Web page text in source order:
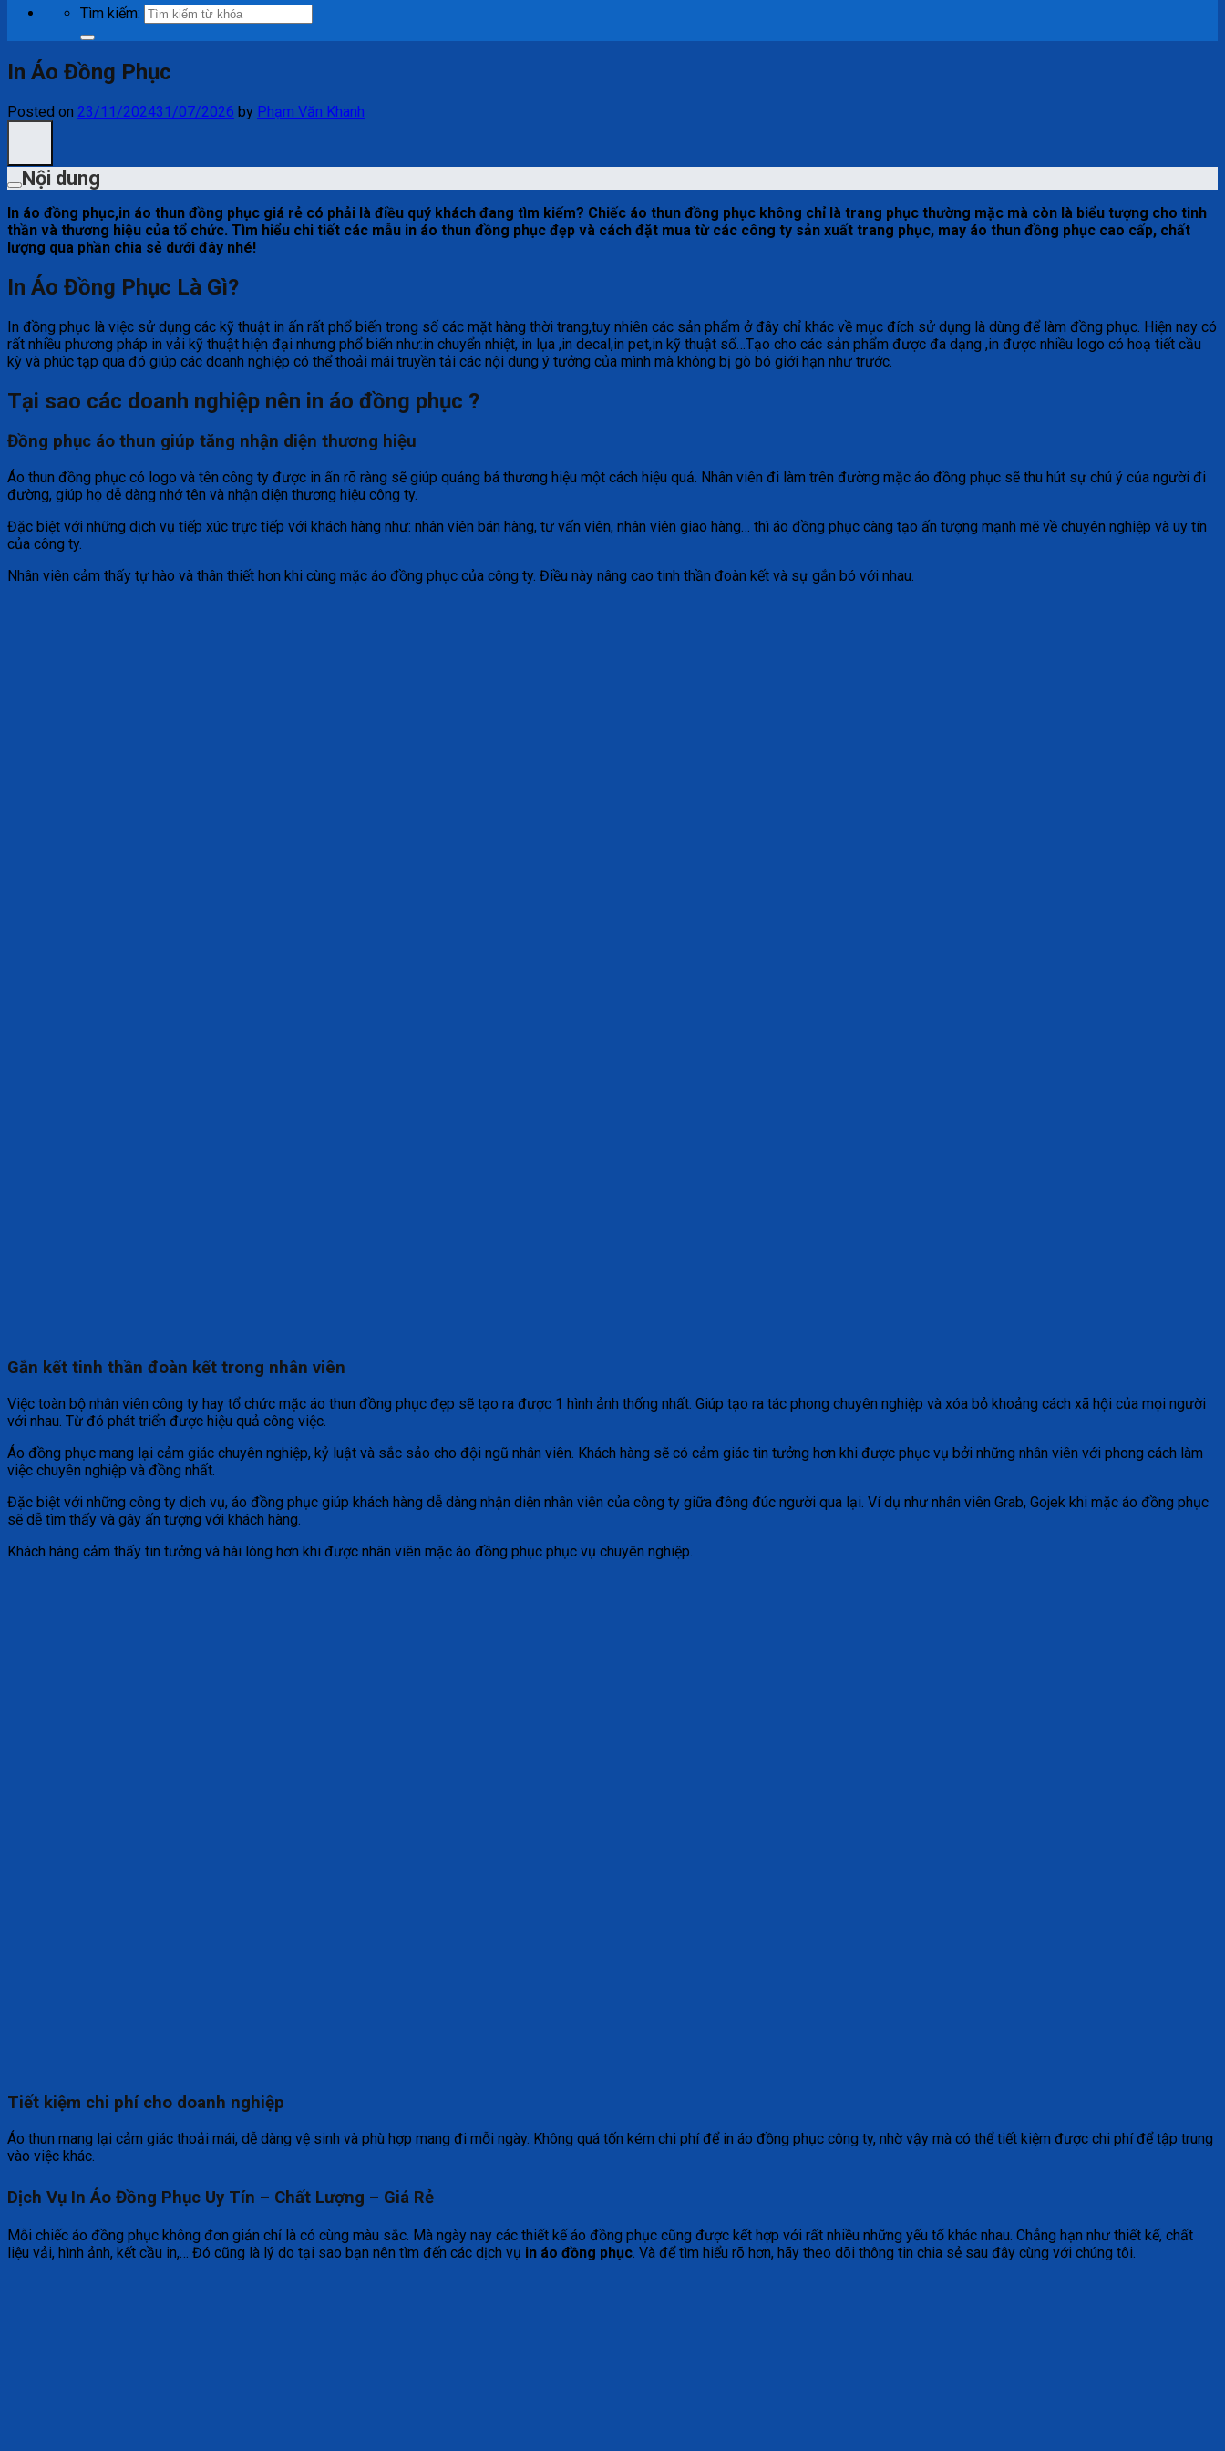
Tìm kiếm:
In Áo Đồng Phục
Posted on 23/11/202431/07/2026 by Phạm Văn Khanh
Nội dung
In áo đồng phục,in áo thun đồng phục giá rẻ có phải là điều quý khách đang tìm kiếm? Chiếc áo thun đồng phục không chỉ là trang phục thường mặc mà còn là biểu tượng cho tinh
thần và thương hiệu của tổ chức. Tìm hiểu chi tiết các mẫu in áo thun đồng phục đẹp và cách đặt mua từ các công ty sản xuất trang phục, may áo thun đồng phục cao cấp, chất
lượng qua phần chia sẻ dưới đây nhé!
In Áo Đồng Phục Là Gì?
In đồng phục là việc sử dụng các kỹ thuật in ấn rất phổ biến trong số các mặt hàng thời trang,tuy nhiên các sản phẩm ở đây chỉ khác về mục đích sử dụng là dùng để làm đồng phục. Hiện nay có
rất nhiều phương pháp in vải kỹ thuật hiện đại nhưng phổ biến như:in chuyển nhiệt, in lụa ,in decal,in pet,in kỹ thuật số…Tạo cho các sản phẩm được đa dạng ,in được nhiều logo có hoạ tiết cầu
kỳ và phúc tạp qua đó giúp các doanh nghiệp có thể thoải mái truyền tải các nội dung ý tưởng của mình mà không bị gò bó giới hạn như trước.
Tại sao các doanh nghiệp nên in áo đồng phục ?
Đồng phục áo thun giúp tăng nhận diện thương hiệu
Áo thun đồng phục có logo và tên công ty được in ấn rõ ràng sẽ giúp quảng bá thương hiệu một cách hiệu quả. Nhân viên đi làm trên đường mặc áo đồng phục sẽ thu hút sự chú ý của người đi
đường, giúp họ dễ dàng nhớ tên và nhận diện thương hiệu công ty.
Đặc biệt với những dịch vụ tiếp xúc trực tiếp với khách hàng như: nhân viên bán hàng, tư vấn viên, nhân viên giao hàng… thì áo đồng phục càng tạo ấn tượng mạnh mẽ về chuyên nghiệp và uy tín
của công ty.
Nhân viên cảm thấy tự hào và thân thiết hơn khi cùng mặc áo đồng phục của công ty. Điều này nâng cao tinh thần đoàn kết và sự gắn bó với nhau.
Gắn kết tinh thần đoàn kết trong nhân viên
Việc toàn bộ nhân viên công ty hay tổ chức mặc áo thun đồng phục đẹp sẽ tạo ra được 1 hình ảnh thống nhất. Giúp tạo ra tác phong chuyên nghiệp và xóa bỏ khoảng cách xã hội của mọi người
với nhau. Từ đó phát triển được hiệu quả công việc.
Áo đồng phục mang lại cảm giác chuyên nghiệp, kỷ luật và sắc sảo cho đội ngũ nhân viên. Khách hàng sẽ có cảm giác tin tưởng hơn khi được phục vụ bởi những nhân viên với phong cách làm
việc chuyên nghiệp và đồng nhất.
Đặc biệt với những công ty dịch vụ, áo đồng phục giúp khách hàng dễ dàng nhận diện nhân viên của công ty giữa đông đúc người qua lại. Ví dụ như nhân viên Grab, Gojek khi mặc áo đồng phục
sẽ dễ tìm thấy và gây ấn tượng với khách hàng.
Khách hàng cảm thấy tin tưởng và hài lòng hơn khi được nhân viên mặc áo đồng phục phục vụ chuyên nghiệp.
Tiết kiệm chi phí cho doanh nghiệp
Áo thun mang lại cảm giác thoải mái, dễ dàng vệ sinh và phù hợp mang đi mỗi ngày. Không quá tốn kém chi phí để in áo đồng phục công ty, nhờ vậy mà có thể tiết kiệm được chi phí để tập trung
vào việc khác.
Dịch Vụ In Áo Đồng Phục Uy Tín – Chất Lượng – Giá Rẻ
Mỗi chiếc áo đồng phục không đơn giản chỉ là có cùng màu sắc. Mà ngày nay các thiết kế áo đồng phục cũng được kết hợp với rất nhiều những yếu tố khác nhau. Chẳng hạn như thiết kế, chất
liệu vải, hình ảnh, kết cầu in,… Đó cũng là lý do tại sao bạn nên tìm đến các dịch vụ in áo đồng phục. Và để tìm hiểu rõ hơn, hãy theo dõi thông tin chia sẻ sau đây cùng với chúng tôi.